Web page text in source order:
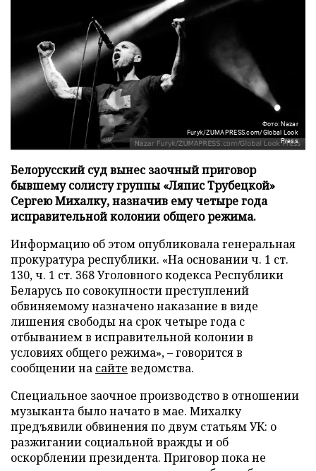
Фото: Nazar
Furyk/ZUMAPRESS.com/Global Look
Press
Белорусский суд вынес заочный приговор
бывшему солисту группы «Ляпис Трубецкой»
Сергею Михалку, назначив ему четыре года
исправительной колонии общего режима.
Информацию об этом опубликовала генеральная
прокуратура республики. «На основании ч. 1 ст.
130, ч. 1 ст. 368 Уголовного кодекса Республики
Беларусь по совокупности преступлений
обвиняемому назначено наказание в виде
лишения свободы на срок четыре года с
отбыванием в исправительной колонии в
условиях общего режима», – говорится в
сообщении на сайте ведомства.
Специальное заочное производство в отношении
музыканта было начато в мае. Михалку
предъявили обвинения по двум статьям УК: о
разжигании социальной вражды и об
оскорблении президента. Приговор пока не